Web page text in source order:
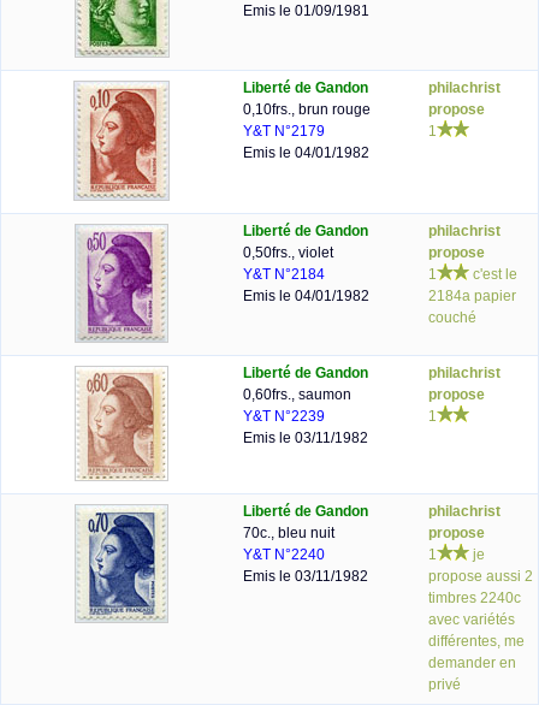
Emis le 01/09/1981
Liberté de Gandon
0,10frs., brun rouge
Y&T N°2179
Emis le 04/01/1982
philachrist
propose
1
Liberté de Gandon
0,50frs., violet
Y&T N°2184
Emis le 04/01/1982
philachrist
propose
1
c'est le
2184a papier
couché
Liberté de Gandon
0,60frs., saumon
Y&T N°2239
Emis le 03/11/1982
philachrist
propose
1
Liberté de Gandon
70c., bleu nuit
Y&T N°2240
Emis le 03/11/1982
philachrist
propose
1
je
propose aussi 2
timbres 2240c
avec variétés
différentes, me
demander en
privé